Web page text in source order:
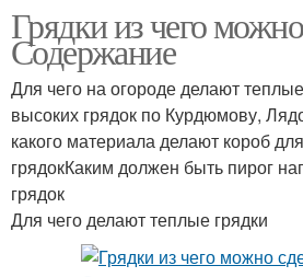
Грядки из чего
Содержание
Для чего на огороде делают
высоких грядок по Курдюмову,
какого материала делают короб
грядокКаким должен быть пирог
грядок
Для чего делают теплые грядки